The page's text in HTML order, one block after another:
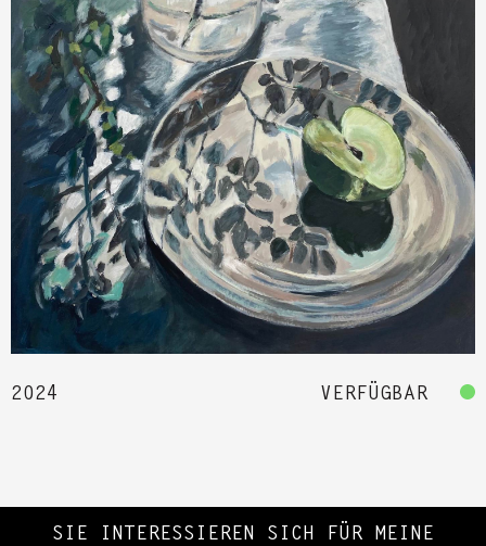
2024 VERFÜGBAR
SIE INTERESSIEREN SICH FÜR MEINE